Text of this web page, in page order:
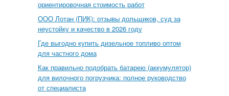
ориентировочная стоимость работ
ООО Лотан (ПИК): отзывы дольщиков, суд за
неустойку и качество в 2026 году
Где выгодно купить дизельное топливо оптом
для частного дома
Как правильно подобрать батарею (аккумулятор)
для вилочного погрузчика: полное руководство
от специалиста